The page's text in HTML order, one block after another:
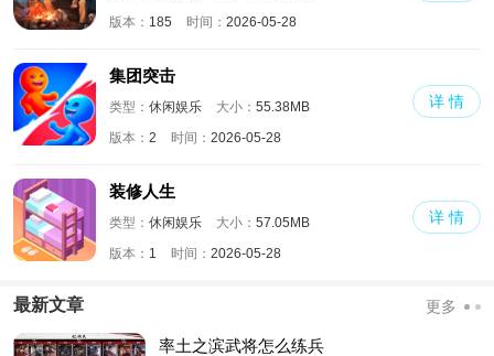
版本： 185 时间： 2026-05-28
集团突击
类型： 休闲娱乐 大小： 55.38MB
版本： 2 时间： 2026-05-28
详 情
装修人生
类型： 休闲娱乐 大小： 57.05MB
版本： 1 时间： 2026-05-28
详 情
最新文章 更多
率土之滨武将怎么练兵